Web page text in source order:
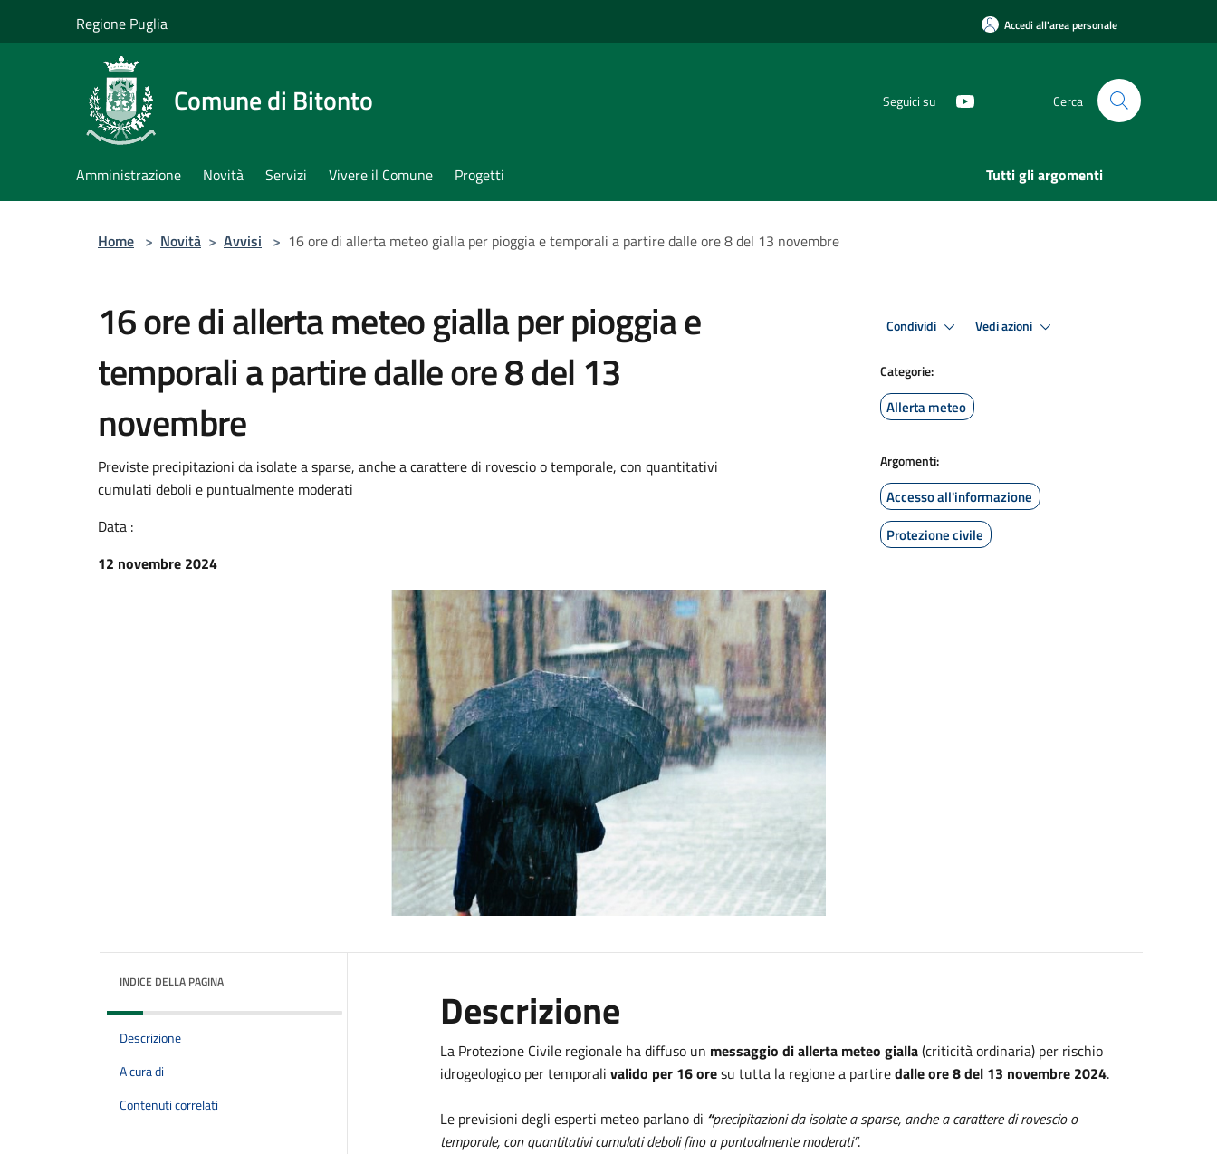
Regione Puglia Accedi all'area personale
Comune di Bitonto Seguici su Cerca
Amministrazione Novità Servizi Vivere il Comune Progetti Tutti gli argomenti
Home > Novità > Avvisi > 16 ore di allerta meteo gialla per pioggia e temporali a partire dalle ore 8 del 13 novembre
16 ore di allerta meteo gialla per pioggia e
temporali a partire dalle ore 8 del 13
novembre
Previste precipitazioni da isolate a sparse, anche a carattere di rovescio o temporale, con quantitativi
cumulati deboli e puntualmente moderati
Data :
12 novembre 2024
Condividi Vedi azioni
Categorie:
Allerta meteo
Argomenti:
Accesso all'informazione
Protezione civile
INDICE DELLA PAGINA
Descrizione
A cura di
Contenuti correlati
Descrizione
La Protezione Civile regionale ha diffuso un messaggio di allerta meteo gialla(criticità ordinaria) per rischio
idrogeologico per temporalivalido per 16 oresu tutta la regione a partiredalle ore 8 del 13 novembre 2024.
Le previsioni degli esperti meteo parlano di “precipitazioni da isolate a sparse, anche a carattere di rovescio o
temporale, con quantitativi cumulati deboli fino a puntualmente moderati”.